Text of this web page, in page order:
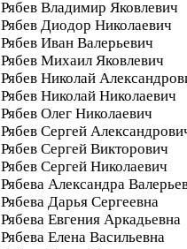
Рябев Владимир Яковлевич
Рябев Диодор Николаевич
Рябев Иван Валерьевич
Рябев Михаил Яковлевич
Рябев Николай
Рябев Николай Николаевич
Рябев Олег Николаевич
Рябев Сергей
Рябев Сергей Викторович
Рябев Сергей Николаевич
Рябева Александра
Рябева Дарья Сергеевна
Рябева Евгения Аркадьевна
Рябева Елена Васильевна